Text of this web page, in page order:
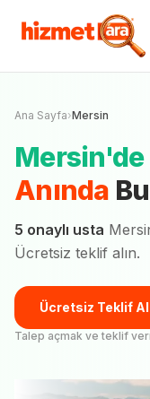
Ana Sayfa›Mersin
Mersin'de
Anında
5 onaylı usta
Ücretsiz teklif alın.
Ücretsiz Teklif Al
Talep açmak ve teklif